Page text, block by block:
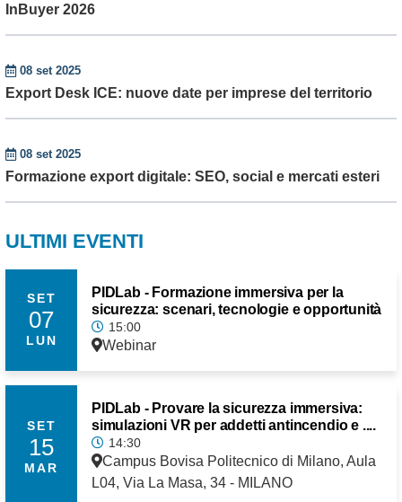
InBuyer 2026
08 set 2025
Export Desk ICE: nuove date per imprese del territorio
08 set 2025
Formazione export digitale: SEO, social e mercati esteri
ULTIMI EVENTI
SET
07
LUN
PIDLab - Formazione immersiva per la
sicurezza: scenari, tecnologie e opportunità
15:00
Webinar
SET
15
MAR
PIDLab - Provare la sicurezza immersiva:
simulazioni VR per addetti antincendio e ....
14:30
Campus Bovisa Politecnico di Milano, Aula
L04, Via La Masa, 34 - MILANO